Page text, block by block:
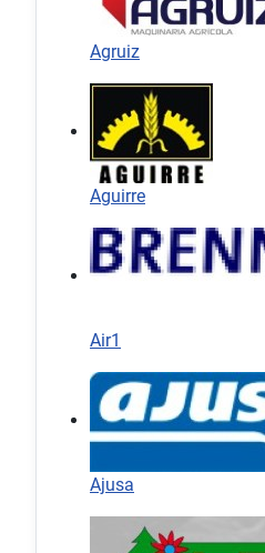
Agruiz
Aguirre
Air1
Ajusa